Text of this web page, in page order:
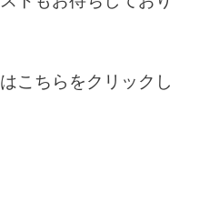
こちらをクリックし